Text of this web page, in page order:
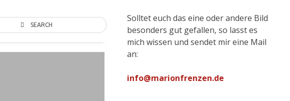
SEARCH
Solltet euch das eine oder andere Bild
besonders gut gefallen, so lasst es
mich wissen und sendet mir eine Mail
an:
info@marionfrenzen.de